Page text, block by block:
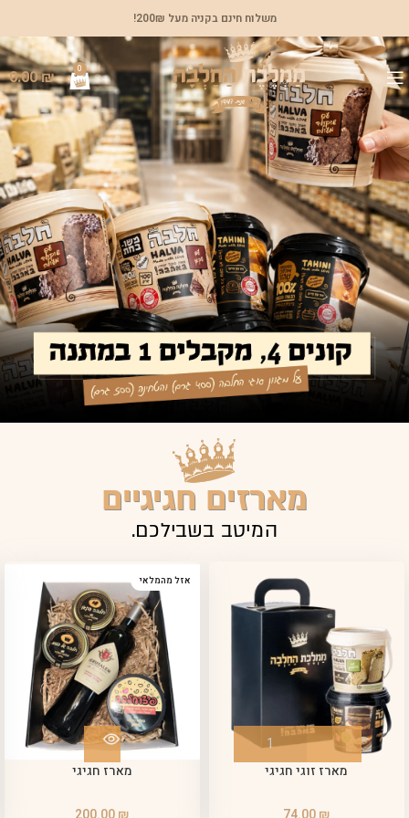
משלוח חינם בקניה מעל 200₪!
0
0.00₪
לחנות
מארזים חגיגיים
המיטב בשבילכם.
מארז זוגי חגיגי
אזל מהמלאי
מארז חגיגי